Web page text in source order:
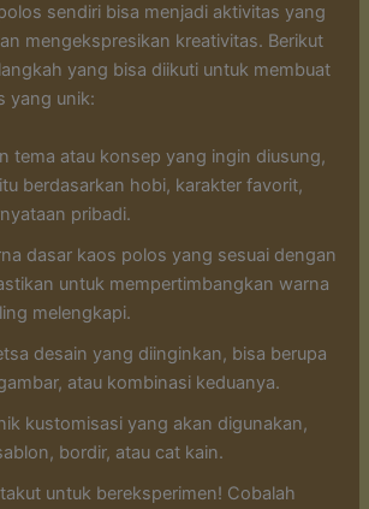
sendiri bisa menjadi aktivitas yang
mengekspresikan kreativitas. Berikut
yang bisa diikuti untuk membuat
yang unik:
tema atau konsep yang ingin diusung,
berdasarkan hobi, karakter favorit,
pribadi.
dasar kaos polos yang sesuai dengan
untuk mempertimbangkan warna
melengkapi.
desain yang diinginkan, bisa berupa
atau kombinasi keduanya.
kustomisasi yang akan digunakan,
bordir, atau cat kain.
untuk bereksperimen! Cobalah